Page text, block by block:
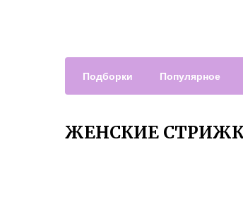
Подборки Популярное
ЖЕНСКИЕ